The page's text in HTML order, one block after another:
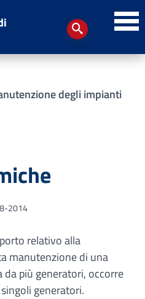
degli impianti
2014
relativo alla
manutenzione di una
più generatori, occorre
generatori.